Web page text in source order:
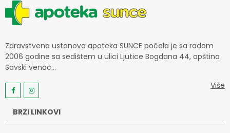
Zdravstvena ustanova apoteka SUNCE počela je sa radom
2006 godine sa sedištem u ulici Ljutice Bogdana 44, opština
Savski venac...
Više
BRZI LINKOVI